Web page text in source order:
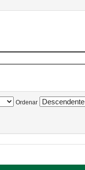
Ordenar